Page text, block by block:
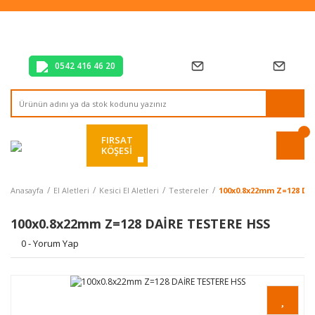
Tüm Alışverişlerde Vade Farksız 2 Taksit!
0542 416 46 20
FIRSAT
KÖŞESİ
Anasayfa El Aletleri Kesici El Aletleri Testereler 100x0.8x22mm Z=128
100x0.8x22mm Z=128 DAİRE TESTERE HSS
0 - Yorum Yap